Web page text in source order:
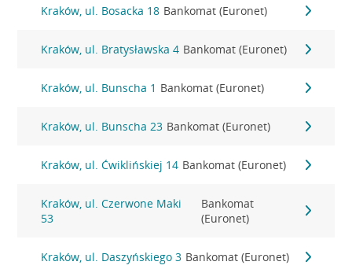
Kraków, ul. Bosacka 18 Bankomat (Euronet)
Kraków, ul. Bratysławska 4 Bankomat (Euronet)
Kraków, ul. Bunscha 1 Bankomat (Euronet)
Kraków, ul. Bunscha 23 Bankomat (Euronet)
Kraków, ul. Ćwiklińskiej 14 Bankomat (Euronet)
Kraków, ul. Czerwone Maki
53
Bankomat
(Euronet)
Kraków, ul. Daszyńskiego 3 Bankomat (Euronet)